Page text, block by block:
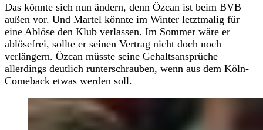
Das könnte sich nun ändern, denn Özcan ist beim BVB
außen vor. Und Martel könnte im Winter letztmalig für
eine Ablöse den Klub verlassen. Im Sommer wäre er
ablösefrei, sollte er seinen Vertrag nicht doch noch
verlängern. Özcan müsste seine Gehaltsansprüche
allerdings deutlich runterschrauben, wenn aus dem Köln-
Comeback etwas werden soll.